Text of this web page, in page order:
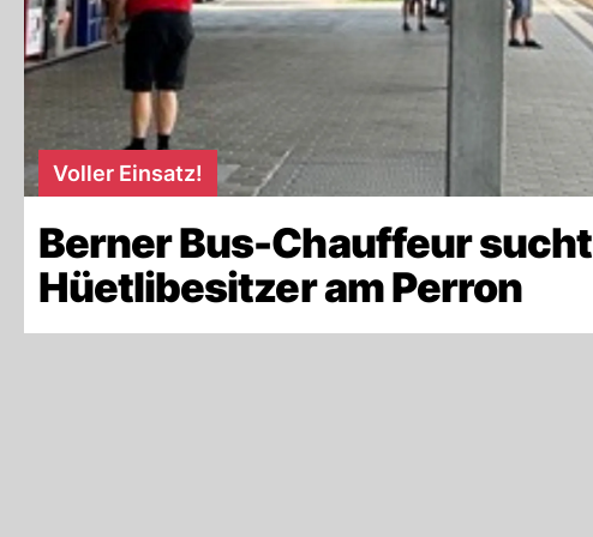
Voller Einsatz!
Berner Bus-Chauffeur sucht
Hüetlibesitzer am Perron